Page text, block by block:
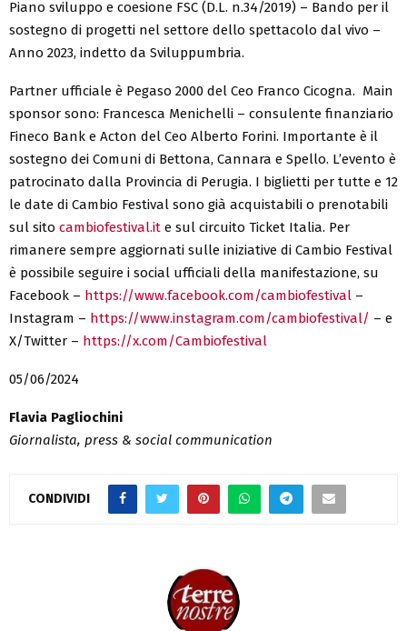
Piano sviluppo e coesione FSC (D.L. n.34/2019) – Bando per il
sostegno di progetti nel settore dello spettacolo dal vivo –
Anno 2023, indetto da Sviluppumbria.
Partner ufficiale è Pegaso 2000 del Ceo Franco Cicogna. Main
sponsor sono: Francesca Menichelli – consulente finanziario
Fineco Bank e Acton del Ceo Alberto Forini. Importante è il
sostegno dei Comuni di Bettona, Cannara e Spello. L’evento è
patrocinato dalla Provincia di Perugia. I biglietti per tutte e 12
le date di Cambio Festival sono già acquistabili o prenotabili
sul sito cambiofestival.it e sul circuito Ticket Italia. Per
rimanere sempre aggiornati sulle iniziative di Cambio Festival
è possibile seguire i social ufficiali della manifestazione, su
Facebook – https://www.facebook.com/cambiofestival –
Instagram – https://www.instagram.com/cambiofestival/ – e
X/Twitter – https://x.com/Cambiofestival
05/06/2024
Flavia Pagliochini
Giornalista, press & social communication
CONDIVIDI